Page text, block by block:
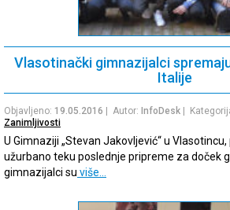
Vlasotinački gimnazijalci
Italije
Objavljeno: 19.05.2016 | Autor: InfoDesk |
Zanimljivosti
U Gimnaziji „Stevan Jakovljević“ u
užurbano teku poslednje pripreme za doček
gimnazijalci su više…